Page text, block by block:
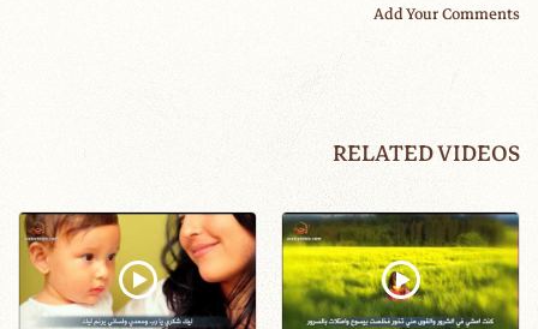
Add Your Comments
RELATED VIDEOS